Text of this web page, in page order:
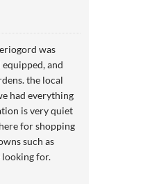
was
local
had everything
for shopping
such as
looking for.